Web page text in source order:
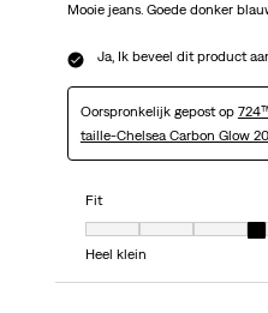
Mooie jeans. Goede donker
Ja, Ik beveel dit product
Oorspronkelijk gepost op
taille-Chelsea Carbon Glow
Fit
Fit, 4 van 7, waarbij 1 gelijk is
Heel klein